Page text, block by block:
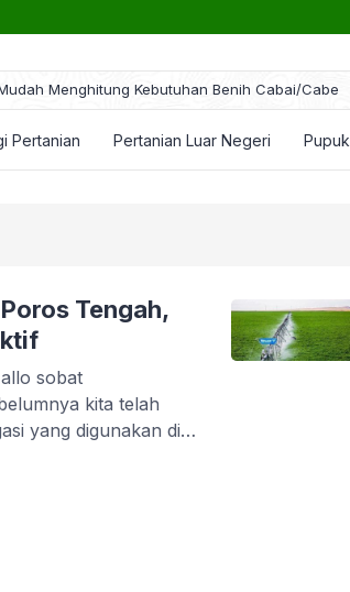
Menghitung Kebutuhan Benih Cabai/Cabe
Pertanian Pertanian Luar Negeri Pupuk
Tengah,
sobat
kita telah
yang digunakan di
yang cukup
teknologi irigasi
irigasi poros